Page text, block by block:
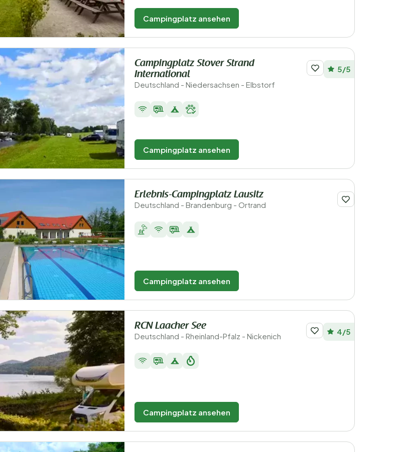
Campingplatz ansehen
Campingplatz Stover Strand
International
Deutschland - Niedersachsen - Elbstorf
5/5
Campingplatz ansehen
Erlebnis-Campingplatz Lausitz
Deutschland - Brandenburg - Ortrand
Campingplatz ansehen
RCN Laacher See
Deutschland - Rheinland-Pfalz - Nickenich 4/5
Campingplatz ansehen